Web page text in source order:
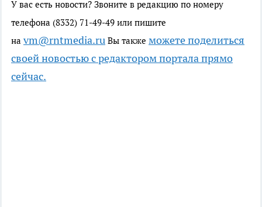
У вас есть новости? Звоните в редакцию по номеру
телефона (8332) 71-49-49 или пишите
на vm@rntmedia.ru Вы также можете поделиться
своей новостью с редактором портала прямо
сейчас.